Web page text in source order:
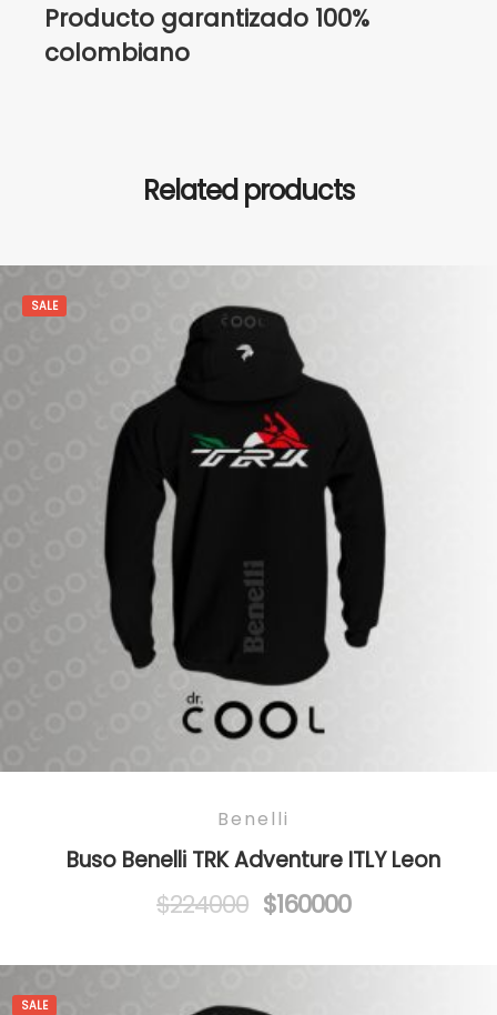
Producto garantizado 100%
colombiano
Related products
SALE
Benelli
Buso Benelli TRK Adventure ITLY Leon
$224000 Original
$160000Current
SALE